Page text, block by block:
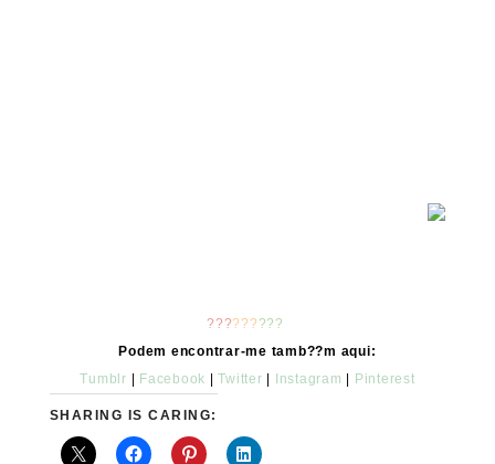
?????? ???
Podem encontrar-me tamb??m aqui:
Tumblr
Facebook |Twitter Instagram Pinterest
SHARING IS CARING: